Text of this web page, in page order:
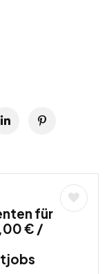
für
€ /